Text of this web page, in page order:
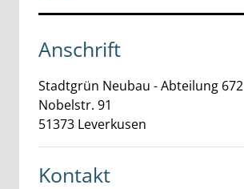
Anschrift
Stadtgrün Neubau - Abteilung 672
Nobelstr. 91
51373 Leverkusen
Kontakt